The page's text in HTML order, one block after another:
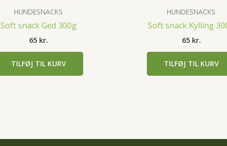
HUNDESNACKS
Soft snack Ged 300g
65 kr.
TILFØJ TIL KURV
HUNDESNACKS
Soft snack Kylling
65 kr.
TILFØJ TIL KURV